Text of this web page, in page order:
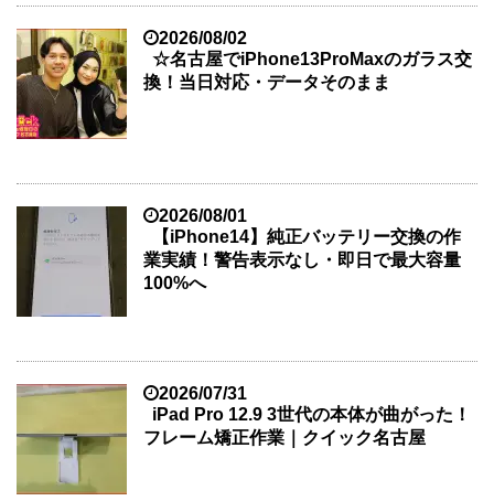
2026/08/02
☆名古屋でiPhone13ProMaxのガラス交
換！当日対応・データそのまま
2026/08/01
【iPhone14】純正バッテリー交換の作
業実績！警告表示なし・即日で最大容量
100%へ
2026/07/31
iPad Pro 12.9 3世代の本体が曲がった！
フレーム矯正作業｜クイック名古屋